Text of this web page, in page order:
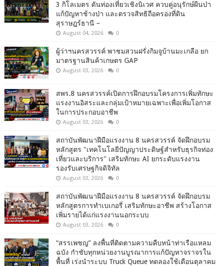
3 กิโลเมตร ดันท่องเที่ยวเชิงนิเวศ ควบคู่อนุรักษ์ผืนป่า
แก้ปัญหาช้างป่า และตรวจสิทธิถือครองที่ดิน
สุราษฎร์ธานี –
August 04, 2026 0
ผู้ว่าฯนครสวรรค์ พาชมสวนฝรั่งกิมจูบ้านมะเกลือ ยก
มาตรฐานสินค้าเกษตร GAP
August 03, 2026 0
สพร.8 นครสวรรค์เปิดการฝึกอบรมโครงการเพิ่มทักษะ
แรงงานอิสระและกลุ่มเป้าหมายเฉพาะเพื่อเพิ่มโอกาส
ในการประกอบอาชีพ
August 03, 2026 0
สถาบันพัฒนาฝีมือแรงงาน 8 นครสวรรค์ จัดฝึกอบรม
หลักสูตร "เทคโนโลยีปัญญาประดิษฐ์สำหรับธุรกิจท่อง
เที่ยวและบริการ" เสริมทักษะ AI ยกระดับแรงงาน
รองรับเศรษฐกิจดิจิทัล
August 03, 2026 0
สถาบันพัฒนาฝีมือแรงงาน 8 นครสวรรค์ จัดฝึกอบรม
หลักสูตรการทำเบเกอรี่ เสริมทักษะอาชีพ สร้างโอกาส
เพิ่มรายได้แก่แรงงานนอกระบบ
August 03, 2026 0
“สรรเพชญ” ลงพื้นที่ติดตามความคืบหน้าท่าเรือแหลม
ฉบัง กำชับทุกหน่วยงานบูรณาการแก้ปัญหาจราจรใน
พื้นที่ เร่งนำระบบ Truck Queue ทดลองใช้เดือนตุลาคม